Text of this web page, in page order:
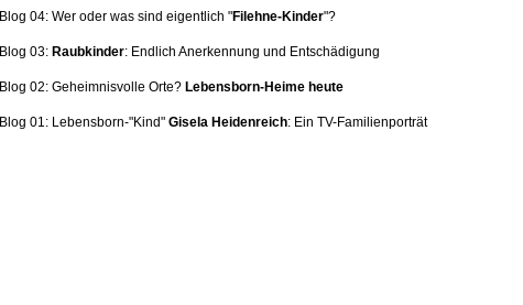
Blog 04: Wer oder was sind eigentlich "Filehne-Kinder"?
Blog 03: Raubkinder: Endlich Anerkennung und Entschädigung
Blog 02: Geheimnisvolle Orte? Lebensborn-Heime heute
Blog 01: Lebensborn-"Kind" Gisela Heidenreich: Ein TV-Familienporträt